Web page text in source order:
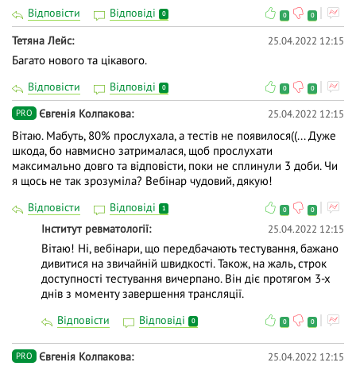
Відповісти Відповіді 0 0 0
Тетяна Лейс 25.04.2022 12:15
Багато нового та цікавого.
Відповісти Відповіді 0 0 0
PRO Євгенія Колпакова 25.04.2022 12:15
Вітаю. Мабуть, 80% прослухала, а тестів не появилося((... Дуже
шкода, бо навмисно затрималася, щоб прослухати
максимально довго та відповісти, поки не сплинули 3 доби. Чи
я щось не так зрозуміла? Вебінар чудовий, дякую!
Відповісти Відповіді 1 0 0
Інститут ревматології 25.04.2022 12:15
Вітаю! Ні, вебінари, що передбачають тестування, бажано
дивитися на звичайній швидкості. Також, на жаль, строк
доступності тестування вичерпано. Він діє протягом 3-х
днів з моменту завершення трансляції.
Відповісти Відповіді 0 0 0
PRO Євгенія Колпакова 25.04.2022 12:15